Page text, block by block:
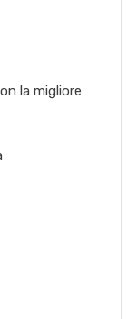
la migliore